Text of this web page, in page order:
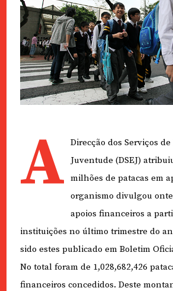
A Direcção dos Serviços de
Juventude (DSEJ)
milhões de patacas em
organismo divulgou
apoios financeiros a
instituições no último trimestre do
sido estes publicado em Boletim
No total foram de 1,028,682,426
financeiros concedidos. Deste